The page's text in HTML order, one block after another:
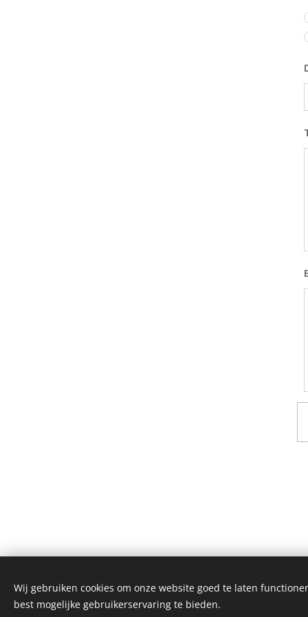
Wij gebruiken cookies om onze website goed te laten
best mogelijke gebruikerservaring te bieden.